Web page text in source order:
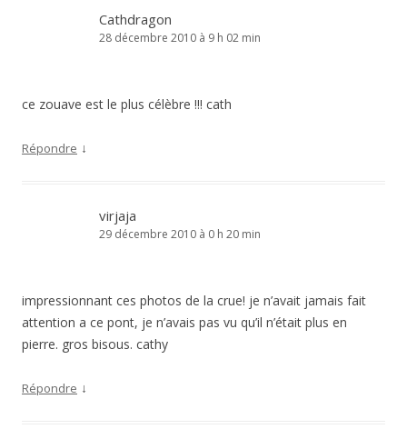
Cathdragon
28 décembre 2010 à 9 h 02 min
ce zouave est le plus célèbre !!! cath
Répondre ↓
virjaja
29 décembre 2010 à 0 h 20 min
impressionnant ces photos de la crue! je n’avait jamais fait
attention a ce pont, je n’avais pas vu qu’il n’était plus en
pierre. gros bisous. cathy
Répondre ↓